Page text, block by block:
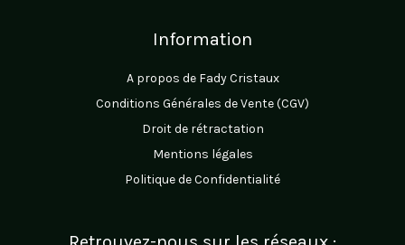
Information
A propos de Fady Cristaux
Conditions Générales de Vente (CGV)
Droit de rétractation
Mentions légales
Politique de Confidentialité